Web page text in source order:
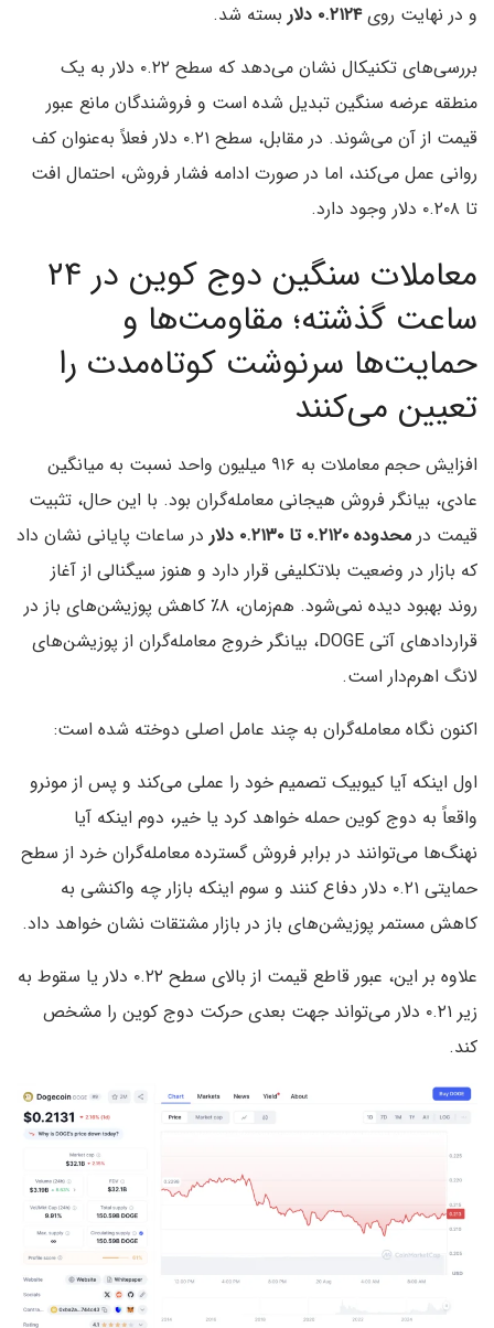
و در نهایت روی۰.۲۱۲۴ دلار
بسته شد.
بررسی‌های تکنیکال نشان می‌دهد که سطح ۰.۲۲ دلار به یک
منطقه عرضه سنگین تبدیل شده است و فروشندگان مانع عبور
قیمت از آن می‌شوند. در مقابل، سطح ۰.۲۱ دلار فعلاً به‌عنوان کف
روانی عمل می‌کند، اما در صورت ادامه فشار فروش، احتمال افت
تا ۰.۲۰۸ دلار وجود دارد.
معاملات سنگین دوج کوین در ۲۴
ساعت گذشته؛ مقاومت‌ها و
حمایت‌ها سرنوشت کوتاه‌مدت را
تعیین می‌کنند
افزایش حجم معاملات به ۹۱۶ میلیون واحد نسبت به میانگین
عادی، بیانگر فروش هیجانی معامله‌گران بود. با این حال، تثبیت
قیمت در محدوده ۰.۲۱۲۰ تا ۰.۲۱۳۰ دلار
در ساعات پایانی نشان داد
که بازار در وضعیت بلاتکلیفی قرار دارد و هنوز سیگنالی از آغاز
روند بهبود دیده نمی‌شود. هم‌زمان، ۸٪ کاهش پوزیشن‌های باز در
قراردادهای آتی DOGE، بیانگر خروج معامله‌گران از پوزیشن‌های
لانگ اهرم‌دار است.
اکنون نگاه معامله‌گران به چند عامل اصلی دوخته شده است:
اول اینکه آیا کیوبیک تصمیم خود را عملی می‌کند و پس از مونرو
واقعاً به دوج کوین حمله خواهد کرد یا خیر، دوم اینکه آیا
نهنگ‌ها می‌توانند در برابر فروش گسترده معامله‌گران خرد از سطح
حمایتی ۰.۲۱ دلار دفاع کنند و سوم اینکه بازار چه واکنشی به
کاهش مستمر پوزیشن‌های باز در بازار مشتقات نشان خواهد داد.
علاوه بر این، عبور قاطع قیمت از بالای سطح ۰.۲۲ دلار یا سقوط به
زیر ۰.۲۱ دلار می‌تواند جهت بعدی حرکت دوج کوین را مشخص
کند.